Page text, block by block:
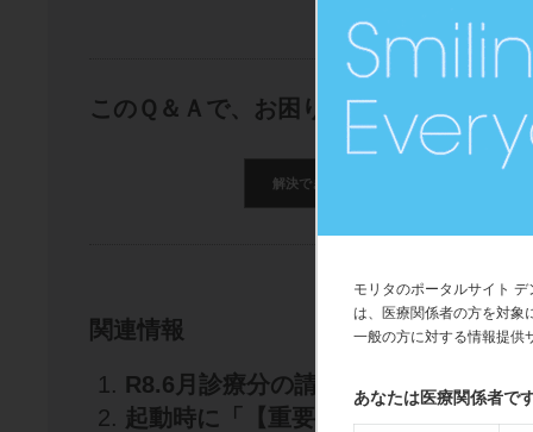
モリタのポータルサイト
は、医療関係者の方を対象
一般の方に対する情報提供
あなたは医療関係者で
このＱ＆Ａで、お困りごとは解決できま
解決できた
関連情報
R8.6月診療分の請求について 2026年
起動時に「【重要】届出区分を追加